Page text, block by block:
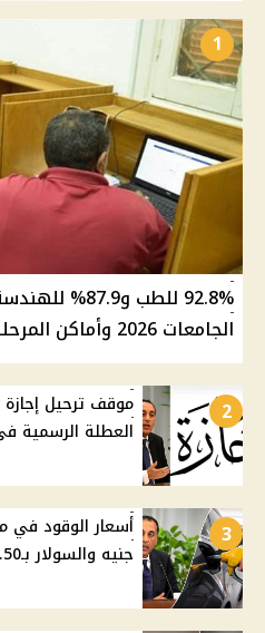
1
92.8% للطب
الجامعات 2026 وأماكن المرحلة الثانية
2
العطلة الرسمية
3
جنيه والسولار بـ20.50 جنيه